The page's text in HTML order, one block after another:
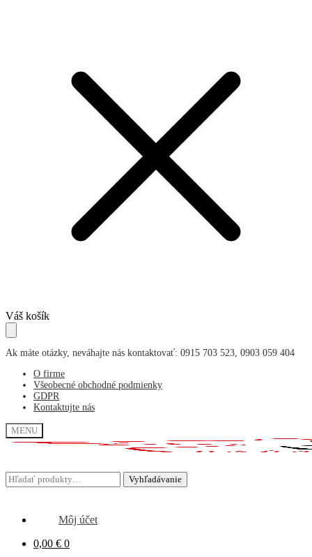
Skip
to
navigation
Skip
to
content
Váš košík
Ak máte otázky, neváhajte nás kontaktovať: 0915 703 523, 0903 059 404
O firme
Všeobecné obchodné podmienky
GDPR
Kontaktujte nás
MENU
Hľadať: Vyhľadávanie
Môj účet
0,00 € 0
Hľadať: Vyhľadávanie